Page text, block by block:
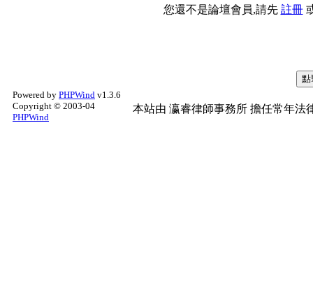
您還不是論壇會員,請先 註冊
Powered by PHPWind v1.3.6
Copyright © 2003-04
PHPWind
本站由 瀛睿律師事務所 擔任常年法